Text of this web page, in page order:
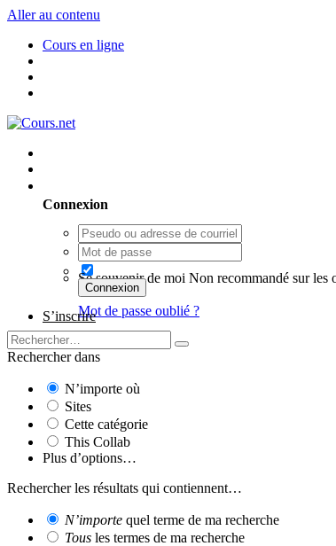
Aller au contenu
Cours en ligne
Connexion
Se souvenir de moi Non recommandé sur les
Connexion
Mot de passe oublié ?
S’inscrire
Rechercher dans
N’importe où
Sites
Cette catégorie
This Collab
Plus d’options…
Rechercher les résultats qui contiennent…
N’importe quel terme de ma recherche
Tous les termes de ma recherche